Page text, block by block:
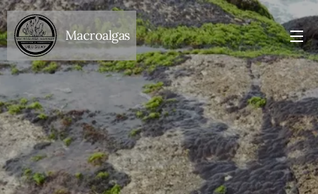
Macroalgas